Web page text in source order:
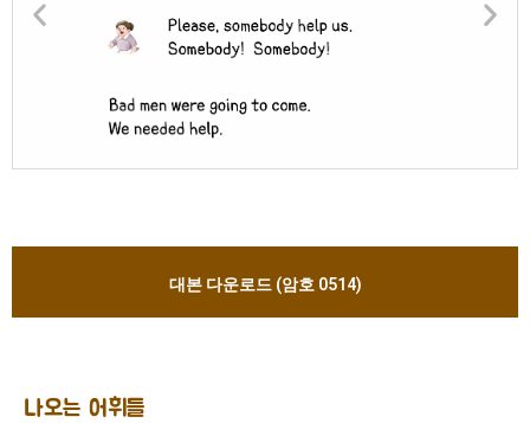
대본 다운로드 (암호 0514)
나오는 어휘들